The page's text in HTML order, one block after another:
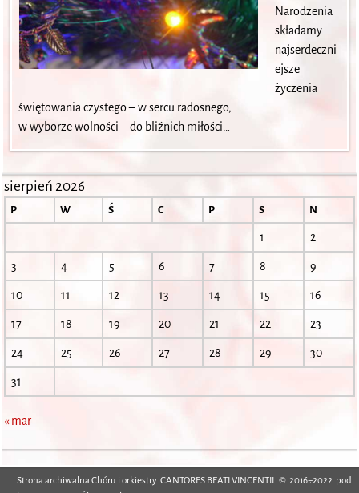
Narodzenia
składamy
najserdeczni
ejsze
życzenia
świętowania czystego – w sercu radosnego,
w wyborze wolności – do bliźnich miłości…
sierpień 2026
P W Ś C P S N
1 2
3 4 5 6 7 8 9
10 11 12 13 14 15 16
17 18 19 20 21 22 23
24 25 26 27 28 29 30
31
« mar
Strona archiwalna Chóru i orkiestry CANTORES BEATI VINCENTII © 2016÷2022 pod